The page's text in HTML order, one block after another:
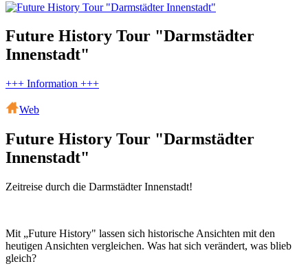
Future History Tour "Darmstädter
Innenstadt"
+++ Information +++
Web
Future History Tour "Darmstädter
Innenstadt"
Zeitreise durch die Darmstädter Innenstadt!
Mit „Future History" lassen sich historische Ansichten mit den
heutigen Ansichten vergleichen. Was hat sich verändert, was blieb
gleich?